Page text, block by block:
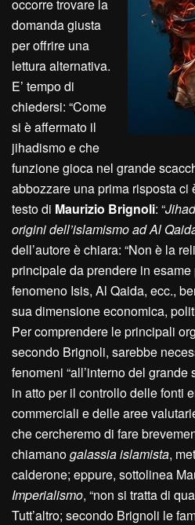
occorre trovare la
domanda giusta
per offrire una
lettura alternativa.
E’ tempo di
chiedersi: “Come
si è affermato il
jihadismo e che
funzione gioca nel grande
abbozzare una prima risposta ci
testo di Maurizio Brignoli: “
origini dell’islamismo ad Al
dell’autore è chiara: “Non è la
principale da prendere in
fenomeno Isis, Al Qaida, ecc.,
sua dimensione economica,
Per comprendere le principali
secondo Brignoli, sarebbe
fenomeni “all’interno del
in atto per il controllo delle fonti
commerciali e delle aree
che cercheremo di fare
chiamanogalassia islamista,
calderone; eppure, sottolinea
Imperialismo, “non si tratta di
Tutt’altro; secondo Brignoli le